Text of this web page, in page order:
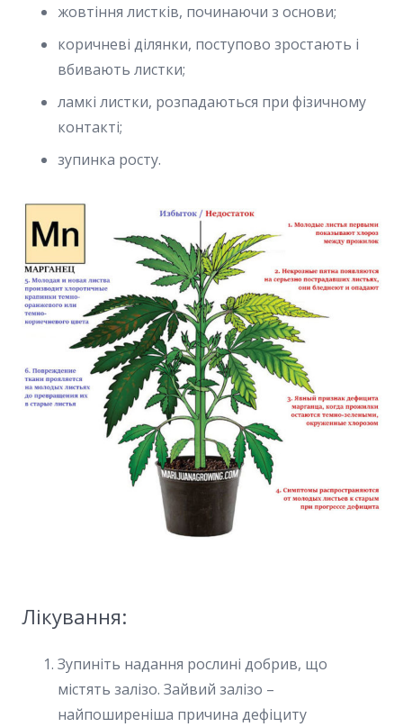
жовтіння листків, починаючи з основи;
коричневі ділянки, поступово зростають і
вбивають листки;
ламкі листки, розпадаються при фізичному
контакті;
зупинка росту.
Лікування:
Зупиніть надання рослині добрив, що
містять залізо. Зайвий залізо –
найпоширеніша причина дефіциту